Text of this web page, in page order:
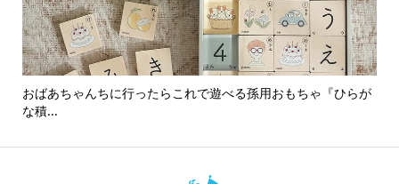
おばあちゃんちに行ったらこれで遊べる孫用おもちゃ『ひらが
な積...